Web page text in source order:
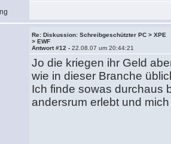
Re: Diskussion: Schreibgeschützter PC > XPE
> EWF
Antwort #12 -22.08.07 um 20:44:21
Jo die kriegen ihr Geld
wie in dieser Branche
Ich finde sowas durchaus
andersrum erlebt und